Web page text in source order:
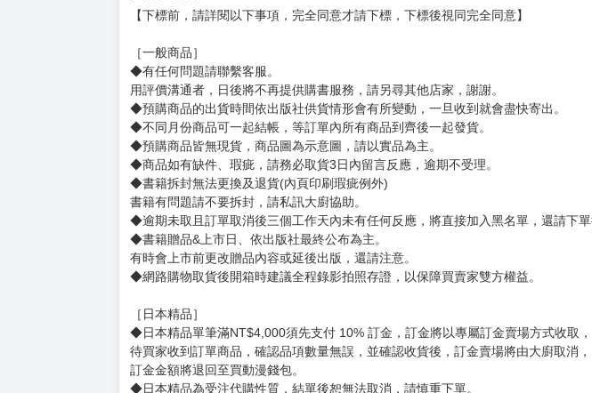
賣場規則
【下標前，請詳閱以下事項，完全同意才請下標，下標後視同完全同意】
［一般商品］
◆有任何問題請聯繫客服。
用評價溝通者，日後將不再提供購書服務，請另尋其他店家，謝謝。
◆不同月份商品可一起結帳，等訂單內所有商品到齊後一起發貨。
◆預購商品皆無現貨，商品圖為示意圖，請以實品為主。
◆商品如有缺件、瑕疵，請務必取貨3日內留言反應，逾期不受理。
◆書籍拆封無法更換及退貨(內頁印刷瑕疵例外)
書籍有問題請不要拆封，請私訊大廚協助。